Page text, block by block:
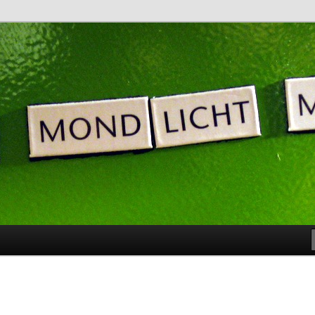
Blog
nicht bereit …